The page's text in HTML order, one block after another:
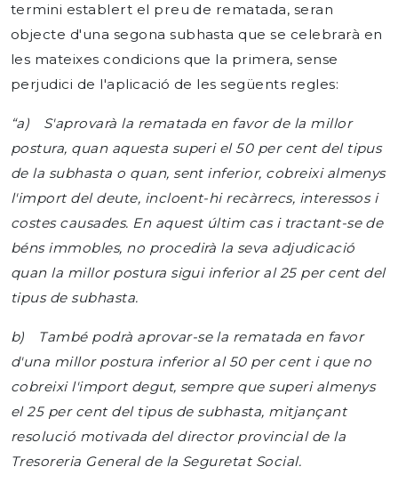
termini establert el preu de rematada, seran
objecte d'una segona subhasta que se celebrarà en
les mateixes condicions que la primera, sense
perjudici de l'aplicació de les següents regles:
“a) S'aprovarà la rematada en favor de la millor
postura, quan aquesta superi el 50 per cent del tipus
de la subhasta o quan, sent inferior, cobreixi almenys
l'import del deute, incloent-hi recàrrecs, interessos i
costes causades. En aquest últim cas i tractant-se de
béns immobles, no procedirà la seva adjudicació
quan la millor postura sigui inferior al 25 per cent del
tipus de subhasta.
b) També podrà aprovar-se la rematada en favor
d'una millor postura inferior al 50 per cent i que no
cobreixi l'import degut, sempre que superi almenys
el 25 per cent del tipus de subhasta, mitjançant
resolució motivada del director provincial de la
Tresoreria General de la Seguretat Social.